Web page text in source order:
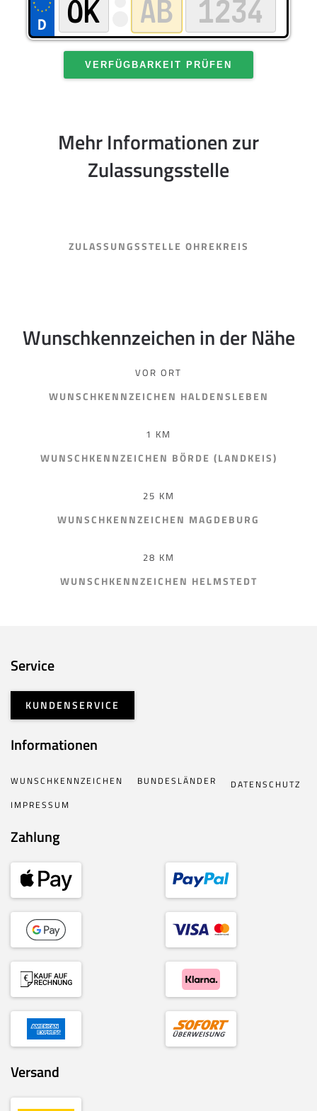
VERFÜGBARKEIT PRÜFEN
Mehr Informationen zur
Zulassungsstelle
ZULASSUNGSSTELLE OHREKREIS
Wunschkennzeichen in der Nähe
VOR ORT
WUNSCHKENNZEICHEN HALDENSLEBEN
1 KM
WUNSCHKENNZEICHEN BÖRDE (LANDKEIS)
25 KM
WUNSCHKENNZEICHEN MAGDEBURG
28 KM
WUNSCHKENNZEICHEN HELMSTEDT
Service
KUNDENSERVICE
Informationen
WUNSCHKENNZEICHEN BUNDESLÄNDER
DATENSCHUTZ
IMPRESSUM
Zahlung
Versand